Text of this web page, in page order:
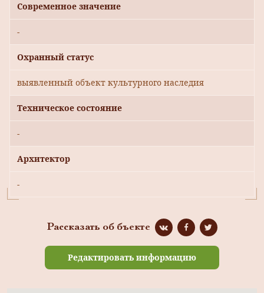
Современное значение
-
Охранный статус
выявленный объект культурного наследия
Техническое состояние
-
Архитектор
-
Рассказать об бъекте
Редактировать информацию